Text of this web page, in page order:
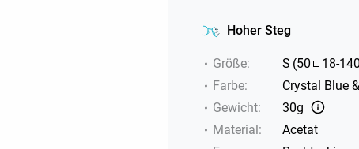
Hoher Steg
Größe: S (50 18-140
Farbe:
Crystal Blue
Gewicht:
30g
Material:
Acetat